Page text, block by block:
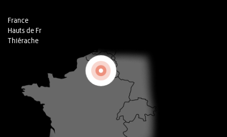
France
Hauts de Fr
Thiérache